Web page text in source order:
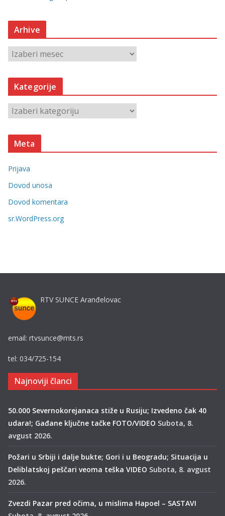
Arhive
r
h
v
Kategorije
a
t
o
r
e
Meta
Prijava
Dovod unosa
Dovod komentara
sr.WordPress.org
RTV SUNCE Aranđelovac
email: rtvsunce@mts.rs
tel: 034/725-154
Najnoviji članci
50.000 Severnokorejanaca stiže u Rusiju; Izvedeno čak 40
udara!; Gađane ključne tačke FOTO/VIDEO Subota, 8.
avgust 2026.
Požari u Srbiji i dalje bukte; Gori i u Beogradu; Situacija u
Deliblatskoj peščari veoma teška VIDEO Subota, 8. avgust
2026.
Zvezdi Pazar pred očima, u mislima Hapoel – SASTAVI